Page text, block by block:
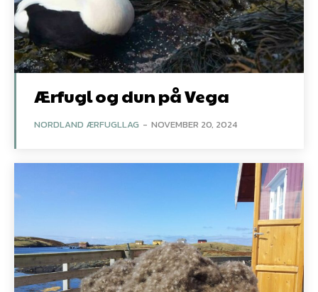
Ærfugl og dun på Vega
NORDLAND ÆRFUGLLAG - NOVEMBER 20, 2024